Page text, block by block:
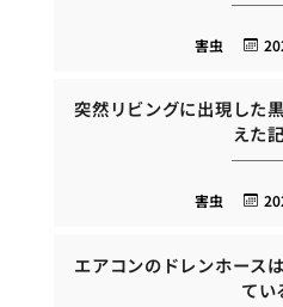
害虫
突然リビングに出現した
えた
害虫
エアコンのドレンホース
てい